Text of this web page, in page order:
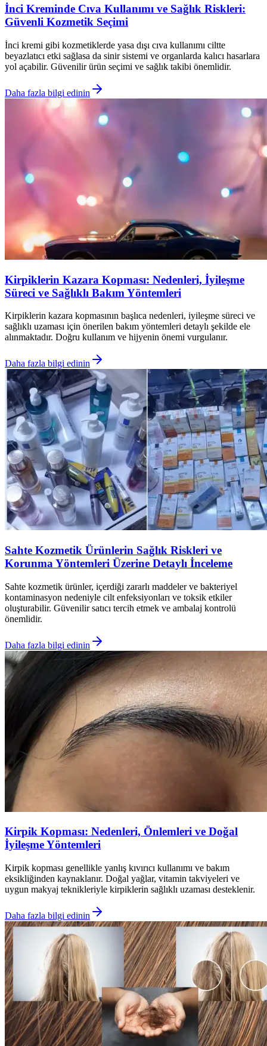
İnci Kreminde Cıva Kullanımı ve Sağlık Riskleri:
Güvenli Kozmetik Seçimi
İnci kremi gibi kozmetiklerde yasa dışı cıva kullanımı ciltte
beyazlatıcı etki sağlasa da sinir sistemi ve organlarda kalıcı hasarlara
yol açabilir. Güvenilir ürün seçimi ve sağlık takibi önemlidir.
Daha fazla bilgi edinin
Kirpiklerin Kazara Kopması: Nedenleri, İyileşme
Süreci ve Sağlıklı Bakım Yöntemleri
Kirpiklerin kazara kopmasının başlıca nedenleri, iyileşme süreci ve
sağlıklı uzaması için önerilen bakım yöntemleri detaylı şekilde ele
alınmaktadır. Doğru kullanım ve hijyenin önemi vurgulanır.
Daha fazla bilgi edinin
Sahte Kozmetik Ürünlerin Sağlık Riskleri ve
Korunma Yöntemleri Üzerine Detaylı İnceleme
Sahte kozmetik ürünler, içerdiği zararlı maddeler ve bakteriyel
kontaminasyon nedeniyle cilt enfeksiyonları ve toksik etkiler
oluşturabilir. Güvenilir satıcı tercih etmek ve ambalaj kontrolü
önemlidir.
Daha fazla bilgi edinin
Kirpik Kopması: Nedenleri, Önlemleri ve Doğal
İyileşme Yöntemleri
Kirpik kopması genellikle yanlış kıvırıcı kullanımı ve bakım
eksikliğinden kaynaklanır. Doğal yağlar, vitamin takviyeleri ve
uygun makyaj teknikleriyle kirpiklerin sağlıklı uzaması desteklenir.
Daha fazla bilgi edinin